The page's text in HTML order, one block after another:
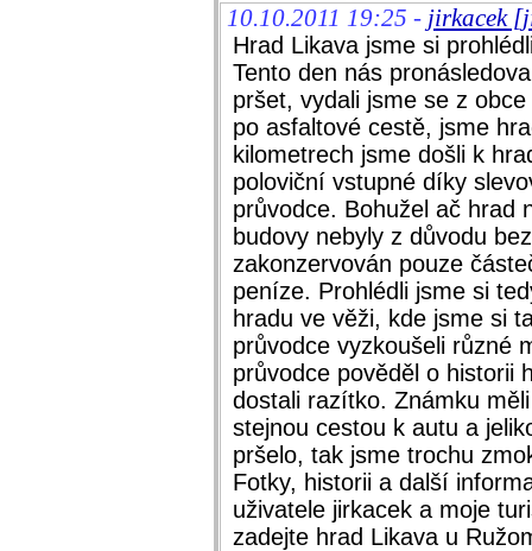
10.10.2011 19:25 - jirkacek
Hrad Likava jsme si
Tento den nás
pršet, vydali jsme se z
po asfaltové cestě, jsme
kilometrech jsme došli k
poloviční vstupné díky
průvodce. Bohužel ač hrad
budovy nebyly z důvodu
zakonzervován pouze
peníze. Prohlédli jsme si
hradu ve věži, kde jsme si
průvodce vyzkoušeli různé
průvodce pověděl o historii
dostali razítko. Známku
stejnou cestou k autu a
pršelo, tak jsme trochu
Fotky, historii a další
uživatele jirkacek a moje
zadejte hrad Likava u